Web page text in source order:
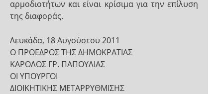
αρμοδιοτήτων και είναι κρίσιμα για την επίλυση
της διαφοράς.
Λευκάδα, 18 Αυγούστου 2011
Ο ΠΡΟΕΔΡΟΣ ΤΗΣ ΔΗΜΟΚΡΑΤΙΑΣ
ΚΑΡΟΛΟΣ ΓΡ. ΠΑΠΟΥΛΙΑΣ
ΟΙ ΥΠΟΥΡΓΟΙ
ΔΙΟΙΚΗΤΙΚΗΣ ΜΕΤΑΡΡΥΘΜΙΣΗΣ